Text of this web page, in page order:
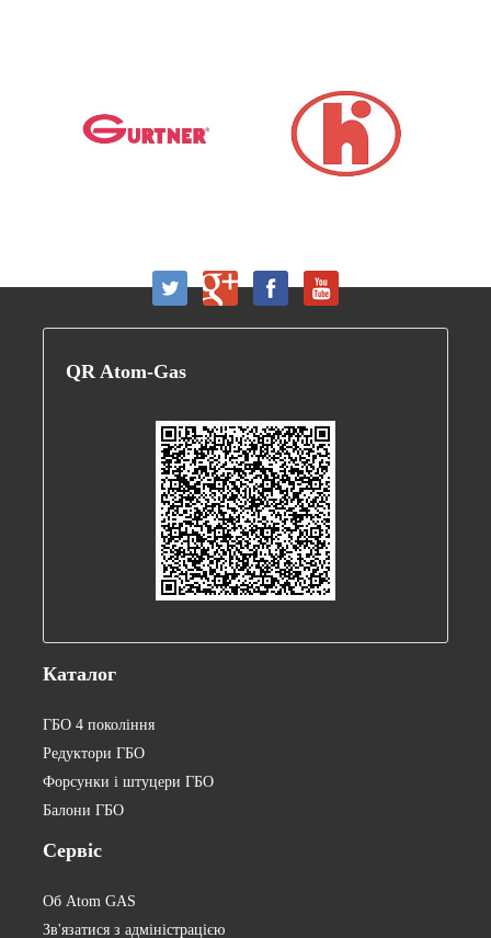
QR Atom-Gas
Каталог
ГБО 4 покоління
Редуктори ГБО
Форсунки і штуцери ГБО
Балони ГБО
Сервіс
Об Atom GAS
Зв'язатися з адміністрацією